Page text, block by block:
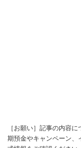
［お願い］記事の内容
期預金やキャンペーン、